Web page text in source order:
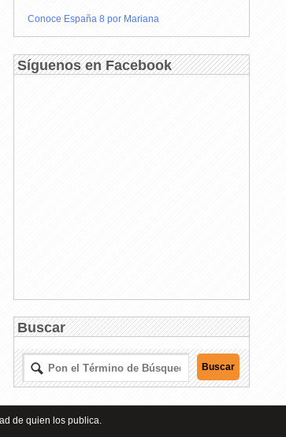
Conoce España 8 por Mariana
Síguenos en Facebook
Buscar
de quien los publica.